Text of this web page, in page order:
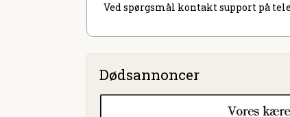
Ved spørgsmål kontakt support på
Dødsannoncer